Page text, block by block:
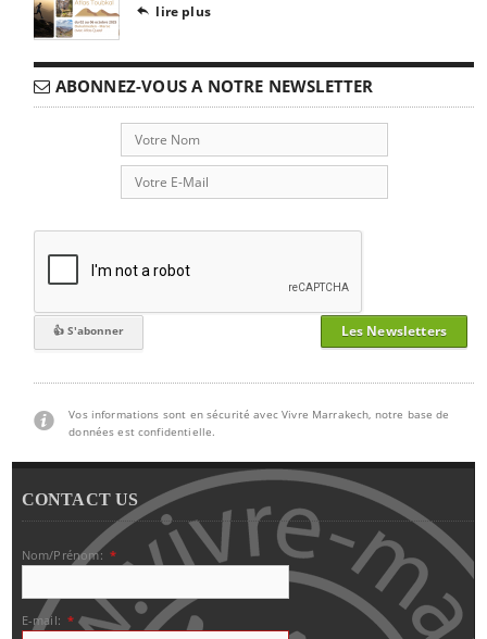
 lire plus
ABONNEZ-VOUS A NOTRE NEWSLETTER
Les Newsletters
Vos informations sont en sécurité avec Vivre Marrakech, notre base de
données est confidentielle.
CONTACT US
Nom/Prénom: *
E-mail: *